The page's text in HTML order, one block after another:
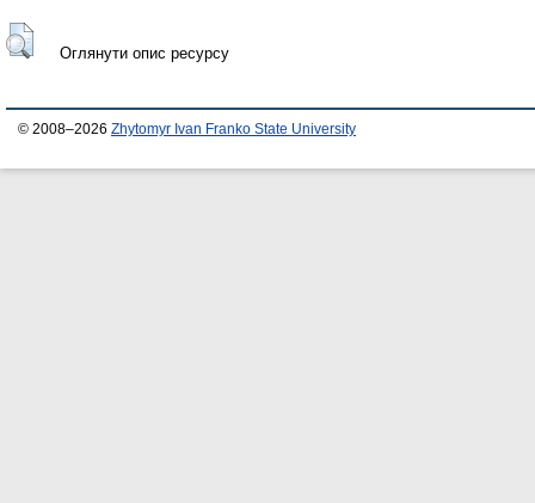
Оглянути опис ресурсу
© 2008–2026 Zhytomyr Ivan Franko State University